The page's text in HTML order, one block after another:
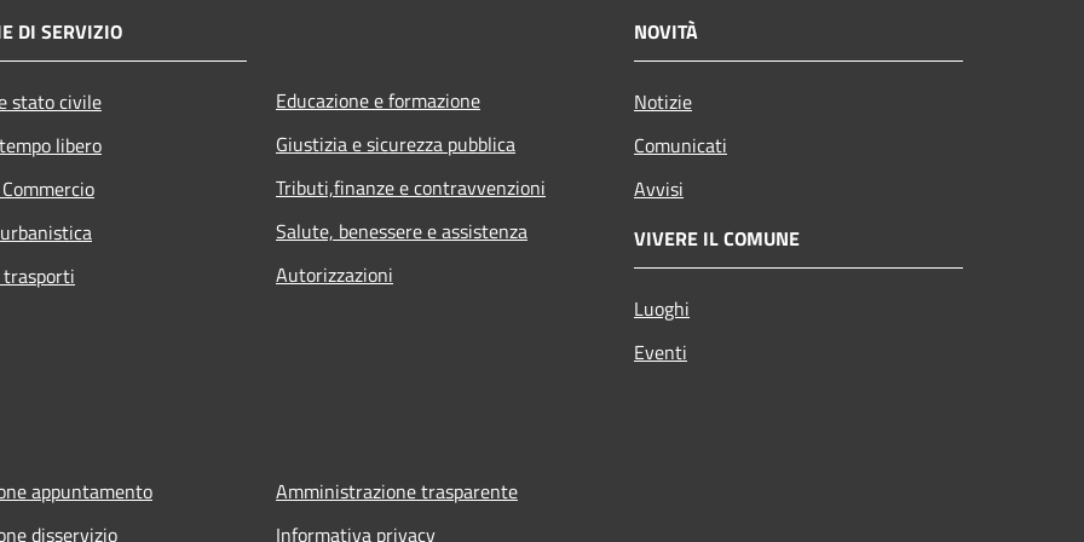
DI SERVIZIO
stato civile
libero
Educazione e formazione
Giustizia e sicurezza pubblica
Tributi,finanze e contravvenzioni
Salute, benessere e assistenza
Autorizzazioni
NOVITÀ
Notizie
Comunicati
Avvisi
VIVERE IL COMUNE
Luoghi
Eventi
appuntamento
disservizio
Amministrazione trasparente
Informativa privacy